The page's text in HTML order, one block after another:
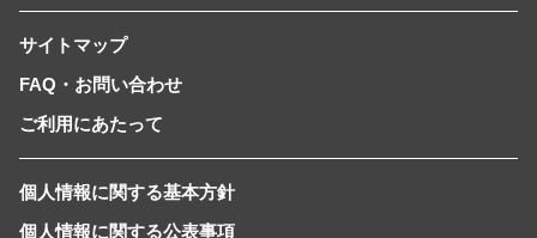
サイトマップ
FAQ・お問い合わせ
ご利用にあたって
個人情報に関する基本方針
個人情報に関する公表事項